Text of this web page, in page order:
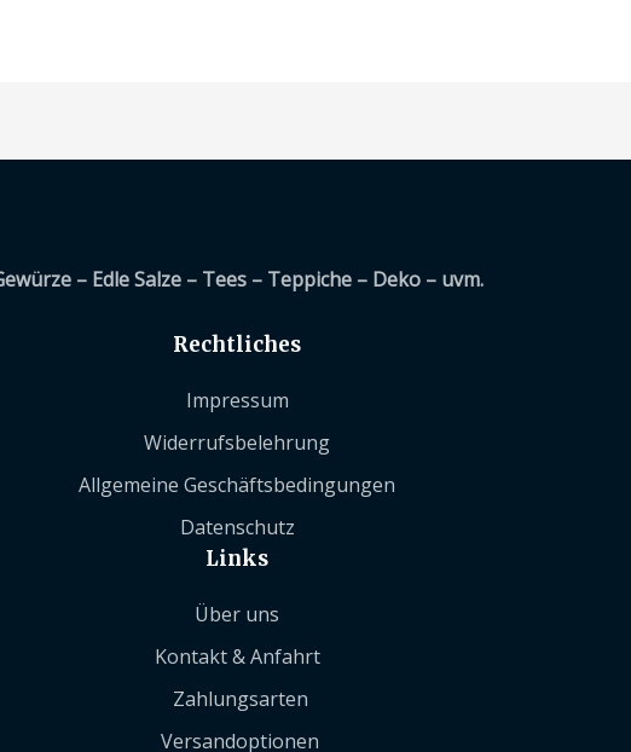
– Edle Salze – Tees – Teppiche – Deko – uvm.
Rechtliches
Impressum
Widerrufsbelehrung
Allgemeine Geschäftsbedingungen
Datenschutz
Links
Über uns
Kontakt & Anfahrt
Zahlungsarten
Versandoptionen